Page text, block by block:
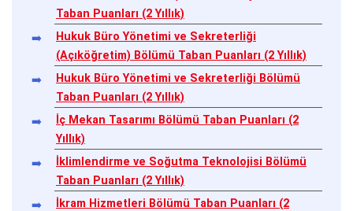
Taban Puanları (2 Yıllık)
Hukuk Büro Yönetimi ve Sekreterliği
(Açıköğretim) Bölümü Taban Puanları (2 Yıllık)
Hukuk Büro Yönetimi ve Sekreterliği Bölümü
Taban Puanları (2 Yıllık)
İç Mekan Tasarımı Bölümü Taban Puanları (2
Yıllık)
İklimlendirme ve Soğutma Teknolojisi Bölümü
Taban Puanları (2 Yıllık)
İkram Hizmetleri Bölümü Taban Puanları (2